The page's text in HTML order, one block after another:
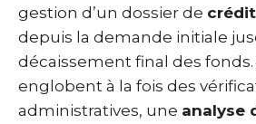
gestion d’un dossier de
depuis la demande initiale
décaissement final des fonds.
englobent à la fois des
administratives, une analyse